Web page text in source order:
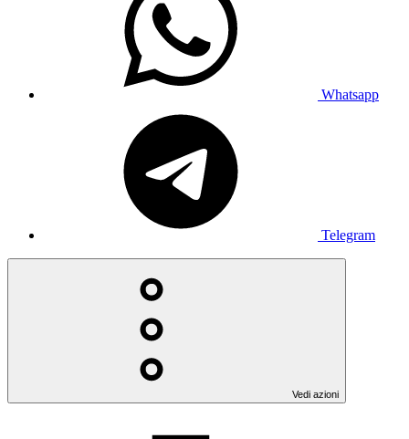
Whatsapp
Telegram
Vedi azioni